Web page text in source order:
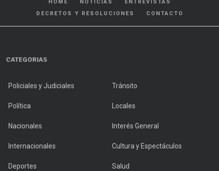
HOME NOTICIAS
ENTREVISTAS
DECRETOS Y RESOLUCIONES
CONTACTO
CATEGORIAS
Policiales y Judiciales Tránsito
Política Locales
Nacionales Interés General
Internacionales Cultura y Espectáculos
Deportes Salud